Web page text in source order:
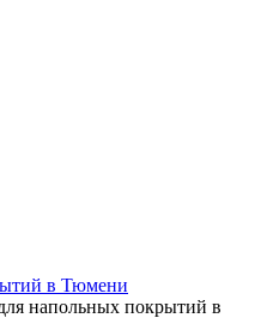
в Тюмени
напольных покрытий в